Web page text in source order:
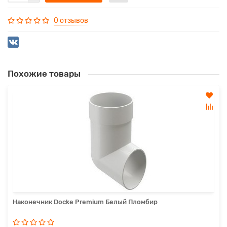
0 отзывов
Похожие товары
Наконечник Docke Premium Белый Пломбир